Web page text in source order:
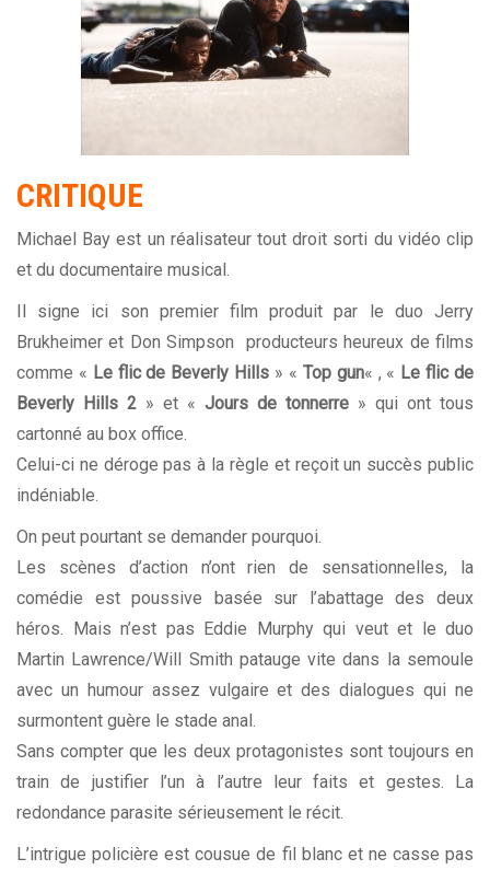
CRITIQUE
Michael Bay est un réalisateur tout droit sorti du vidéo clip
et du documentaire musical.
Il signe ici son premier film produit par le duo Jerry
Brukheimer et Don Simpson producteurs heureux de films
comme « Le flic de Beverly Hills » « Top gun« , « Le flic de
Beverly Hills 2 » et « Jours de tonnerre » qui ont tous
cartonné au box office.
Celui-ci ne déroge pas à la règle et reçoit un succès public
indéniable.
On peut pourtant se demander pourquoi.
Les scènes d’action n’ont rien de sensationnelles, la
comédie est poussive basée sur l’abattage des deux
héros. Mais n’est pas Eddie Murphy qui veut et le duo
Martin Lawrence/Will Smith patauge vite dans la semoule
avec un humour assez vulgaire et des dialogues qui ne
surmontent guère le stade anal.
Sans compter que les deux protagonistes sont toujours en
train de justifier l’un à l’autre leur faits et gestes. La
redondance parasite sérieusement le récit.
L’intrigue policière est cousue de fil blanc et ne casse pas